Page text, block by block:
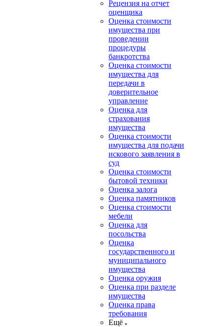
Рецензия на отчет
оценщика
Оценка стоимости
имущества при
проведении
процедуры
банкротства
Оценка стоимости
имущества для
передачи в
доверительное
управление
Оценка для
страхования
имущества
Оценка стоимости
имущества для подачи
искового заявления в
суд
Оценка стоимости
бытовой техники
Оценка залога
Оценка памятников
Оценка стоимости
мебели
Оценка для
посольства
Оценка
государственного и
муниципального
имущества
Оценка оружия
Оценка при разделе
имущества
Оценка права
требования
Ещё